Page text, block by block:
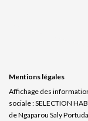
Mentions légales
Affichage des
sociale : SELECTION
de Ngaparou Saly